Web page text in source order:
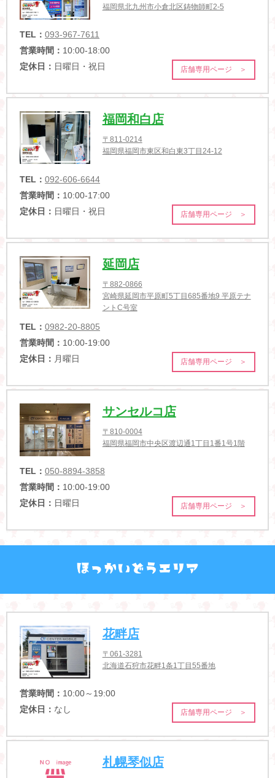
福岡県北九州市小倉北区鋳物師町2-5
TEL： 093-967-7611
営業時間： 10:00-18:00
定休日： 日曜日・祝日 店舗専用ページ ＞
福岡和白店
〒811-0214
福岡県福岡市東区和白東3丁目24-12
TEL： 092-606-6644
営業時間： 10:00-17:00
定休日： 日曜日・祝日 店舗専用ページ ＞
延岡店
〒882-0866
宮崎県延岡市平原町5丁目685番地9 平原テナ
ントC号室
TEL： 0982-20-8805
営業時間： 10:00-19:00
定休日： 月曜日 店舗専用ページ ＞
サンセルコ店
〒810-0004
福岡県福岡市中央区渡辺通1丁目1番1号1階
TEL： 050-8894-3858
営業時間： 10:00-19:00
定休日： 日曜日 店舗専用ページ ＞
花畔店
〒061-3281
北海道石狩市花畔1条1丁目55番地
営業時間： 10:00～19:00
定休日： なし 店舗専用ページ ＞
札幌琴似店